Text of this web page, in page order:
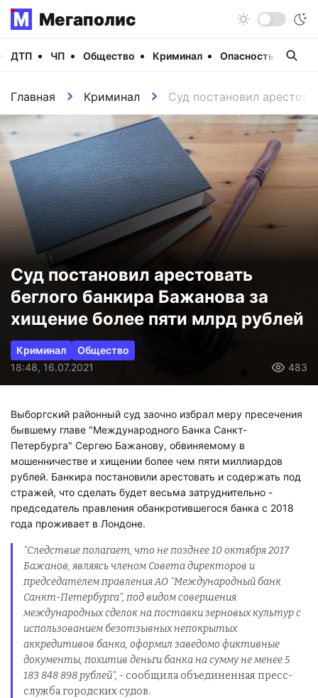
Мегаполис
ДТП ЧП Общество Криминал Опасность
Главная Криминал Суд постановил
Суд постановил арестовать
беглого банкира Бажанова за
хищение более пяти млрд рублей
Криминал
Общество
18:48, 16.07.2021
483
Выборгский районный суд заочно избрал меру пресечения
бывшему главе "Международного Банка Санкт-
Петербурга" Сергею Бажанову, обвиняемому в
мошенничестве и хищении более чем пяти миллиардов
рублей. Банкира постановили арестовать и содержать под
стражей, что сделать будет весьма затруднительно -
председатель правления обанкротившегося банка с 2018
года проживает в Лондоне.
"Следствие полагает, что не позднее 10 октября 2017
Бажанов, являясь членом Совета директоров и
председателем правления АО "Международный банк
Санкт-Петербурга", под видом совершения
международных сделок на поставки зерновых культур с
использованием безотзывных непокрытых
аккредитивов банка, оформил заведомо фиктивные
документы, похитив деньги банка на сумму не менее 5
183 848 898 рублей", - сообщила объединенная пресс-
служба городских судов.